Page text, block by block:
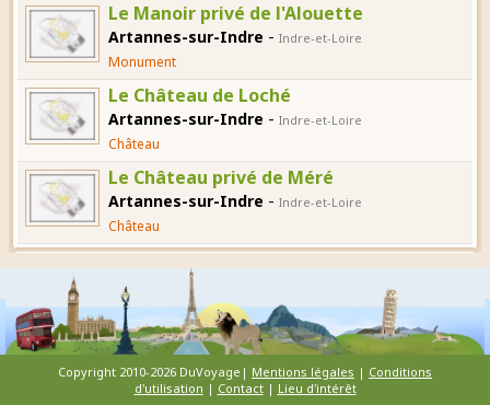
Le Manoir privé de l'Alouette
Artannes-sur-Indre - Indre-et-Loire
Monument
Le Château de Loché
Artannes-sur-Indre - Indre-et-Loire
Château
Le Château privé de Méré
Artannes-sur-Indre - Indre-et-Loire
Château
Copyright 2010-2026 DuVoyage| Mentions légales | Conditions
d'utilisation | Contact| Lieu d'intérêt